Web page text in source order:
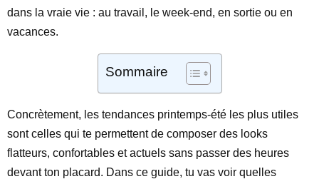
dans la vraie vie : au travail, le week-end, en sortie ou en
vacances.
Sommaire
Concrètement, les tendances printemps-été les plus utiles
sont celles qui te permettent de composer des looks
flatteurs, confortables et actuels sans passer des heures
devant ton placard. Dans ce guide, tu vas voir quelles